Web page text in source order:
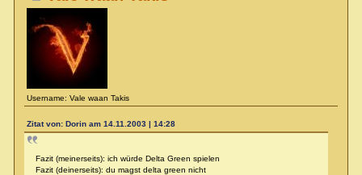
Username: Vale waan Takis
Zitat von: Dorin am 14.11.2003 | 14:28
Fazit (meinerseits): ich würde Delta Green spielen
Fazit (deinerseits): du magst delta green nicht